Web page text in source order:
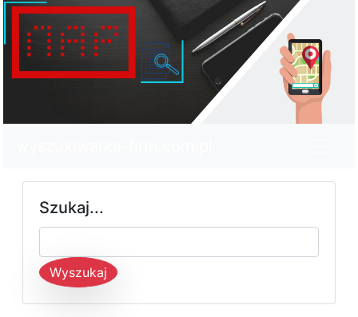
Szukaj...
Wyszukaj